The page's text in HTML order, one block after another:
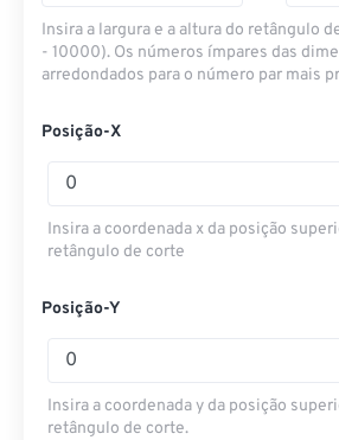
Insira a largura e a altura do retângulo
- 10000). Os números ímpares das
arredondados para o número par mais
Posição-X
Insira a coordenada x da posição
retângulo de corte
Posição-Y
Insira a coordenada y da posição
retângulo de corte.